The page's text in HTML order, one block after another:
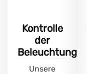
Kontrolle
der
Beleuchtung
Unsere